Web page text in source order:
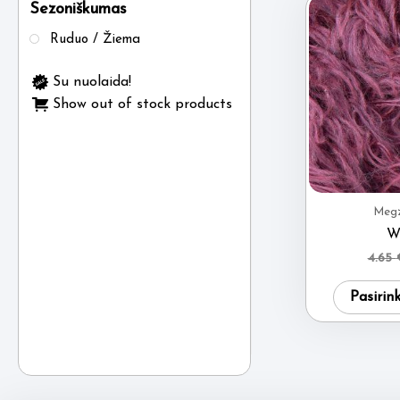
Sezoniškumas
Ruduo / Žiema
Su nuolaida!
Show out of stock products
4.65